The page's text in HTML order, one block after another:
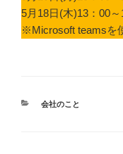
5月18日(木)13：00
※Microsoft teamsを
カ
会社のこと